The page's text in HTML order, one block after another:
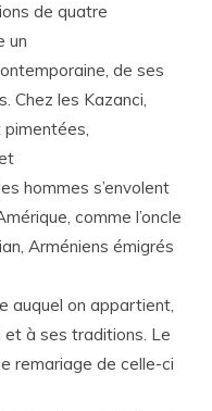
de quatre
un
de ses
Chez les Kazanci,
pimentées,
hommes s’envolent
comme l’oncle
Arméniens émigrés
auquel on appartient,
à ses traditions. Le
remariage de celle-ci